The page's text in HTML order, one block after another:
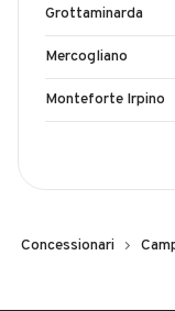
Grottaminarda
Mercogliano
Monteforte Irpino
Pratola Serra
San Sossio Baronia
Concessionari